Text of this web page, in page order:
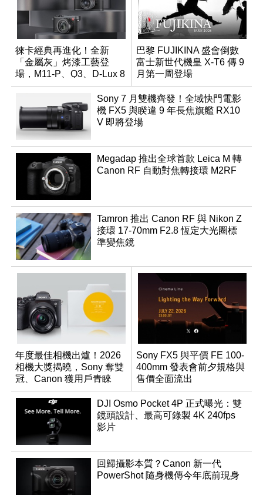
徠卡經典再進化！全新
「金屬灰」烤漆工藝登
場，M11-P、Q3、D-Lux 8
領銜換裝
巴黎 FUJIKINA 盛會倒數
富士新世代機皇 X-T6 傳 9
月第一周登場
Sony 7 月雙機齊發！全域快門電影
機 FX5 與睽違 9 年長焦旗艦 RX10
V 即將登場
Megadap 推出全球首款 Leica M 轉
Canon RF 自動對焦轉接環 M2RF
Tamron 推出 Canon RF 與 Nikon Z
接環 17-70mm F2.8 恆定大光圈標
準變焦鏡
年度最佳相機出爐！2026
相機大獎揭曉，Sony 奪雙
冠、Canon 獲用戶青睞
Sony FX5 與平價 FE 100-
400mm 發表會前夕規格與
售價全面流出
DJI Osmo Pocket 4P 正式曝光：雙
鏡頭設計、最高可錄製 4K 240fps
影片
回歸攝影本質？Canon 新一代
PowerShot 隨身機傳今年底前現身